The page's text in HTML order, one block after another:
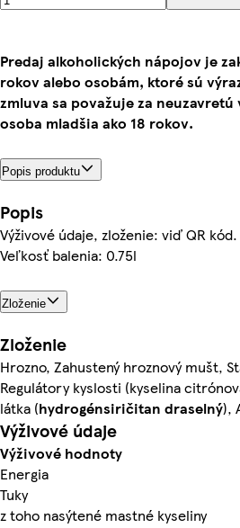
Predaj alkoholických nápojov je
rokov alebo osobám, ktoré sú
zmluva sa považuje za
osoba mladšia ako 18 rokov.
Popis produktu
Popis
Výživové údaje, zloženie: viď QR kód.
Veľkosť balenia: 0.75l
Zloženie
Zloženie
Hrozno, Zahustený hroznový mušt,
Regulátory kyslosti (kyselina
látka (hydrogénsiričitan draselný),
Výživové údaje
Výživové hodnoty
Energia
Tuky
z toho nasýtené mastné kyseliny